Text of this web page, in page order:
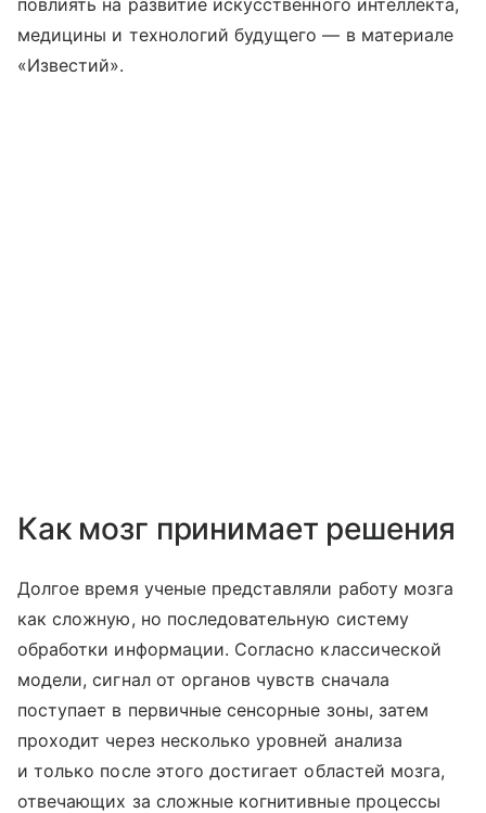
медицины и технологий будущего — в материале
«Известий».
Как мозг принимает решения
Долгое время ученые представляли работу мозга
как сложную, но последовательную систему
обработки информации. Согласно классической
модели, сигнал от органов чувств сначала
поступает в первичные сенсорные зоны, затем
проходит через несколько уровней анализа
и только после этого достигает областей мозга,
отвечающих за сложные когнитивные процессы